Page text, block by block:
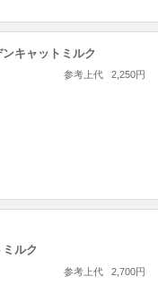
ンキャットミルク
参考上代 2,250円
ミルク
参考上代 2,700円